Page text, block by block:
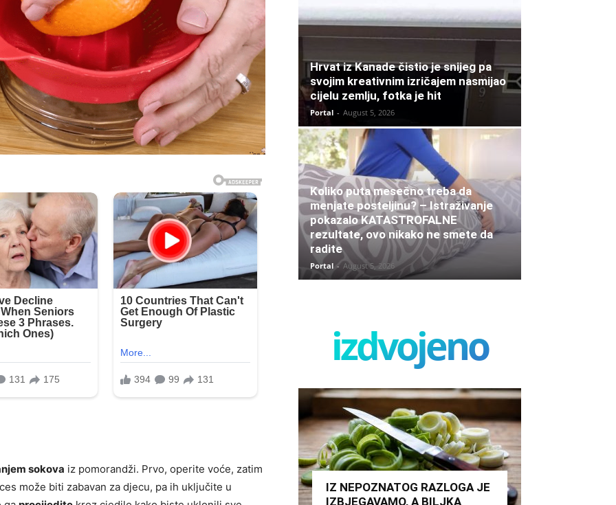
sokova iz pomorandži. Prvo, operite voće, zatim
može biti zabavan za djecu, pa ih uključite u
Hrvat iz Kanade čistio je snijeg pa
svojim kreativnim izričajem nasmijao
cijelu zemlju, fotka je hit
Portal - August 5, 2026
Koliko puta mesečno treba da
menjate posteljinu? – Istraživanje
pokazalo KATASTROFALNE
rezultate, ovo nikako ne smete da
radite
Portal - August 5, 2026
izdvojeno
IZ NEPOZNATOG RAZLOGA JE
IZBJEGAVAMO, A BILJKA